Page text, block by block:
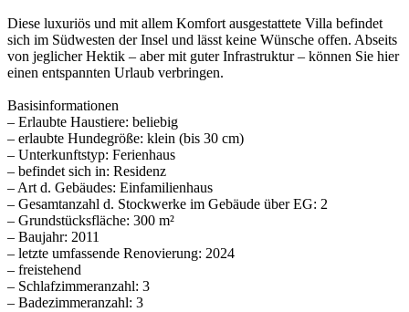
Diese luxuriös und mit allem Komfort ausgestattete Villa befindet
sich im Südwesten der Insel und lässt keine Wünsche offen. Abseits
von jeglicher Hektik – aber mit guter Infrastruktur – können Sie hier
einen entspannten Urlaub verbringen.
Basisinformationen
– Erlaubte Haustiere: beliebig
– erlaubte Hundegröße: klein (bis 30 cm)
– Unterkunftstyp: Ferienhaus
– befindet sich in: Residenz
– Art d. Gebäudes: Einfamilienhaus
– Gesamtanzahl d. Stockwerke im Gebäude über EG: 2
– Grundstücksfläche: 300 m²
– Baujahr: 2011
– letzte umfassende Renovierung: 2024
– freistehend
– Schlafzimmeranzahl: 3
– Badezimmeranzahl: 3